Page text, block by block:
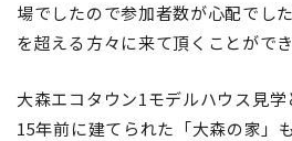
場でしたので参加者数が心配でし
を超える方々に来て頂くことができ
大森エコタウン1モデルハウス見学
15年前に建てられた「大森の家」